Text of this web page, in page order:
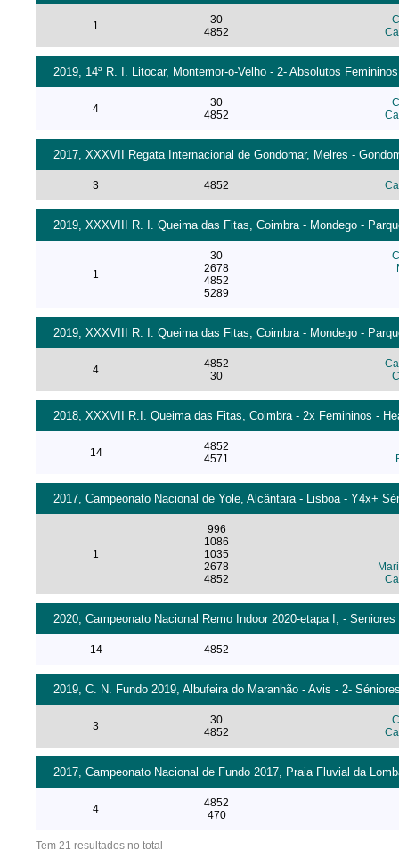
1
30
4852
2019, 14ª R. I. Litocar, Montemor-o-Velho - 2- Absolutos
4
30
4852
2017, XXXVII Regata Internacional de Gondomar, Melres -
3 4852
2019, XXXVIII R. I. Queima das Fitas, Coimbra - Mondego -
1
30
2678
4852
5289
2019, XXXVIII R. I. Queima das Fitas, Coimbra - Mondego -
4
4852
30
2018, XXXVII R.I. Queima das Fitas, Coimbra - 2x Femininos -
14
4852
4571
2017, Campeonato Nacional de Yole, Alcântara - Lisboa - Y4x+
1
996
1086
1035
2678
4852
2020, Campeonato Nacional Remo Indoor 2020-etapa I, -
14 4852
2019, C. N. Fundo 2019, Albufeira do Maranhão - Avis - 2-
3
30
4852
2017, Campeonato Nacional de Fundo 2017, Praia Fluvial da
4
4852
470
Tem 21 resultados no total